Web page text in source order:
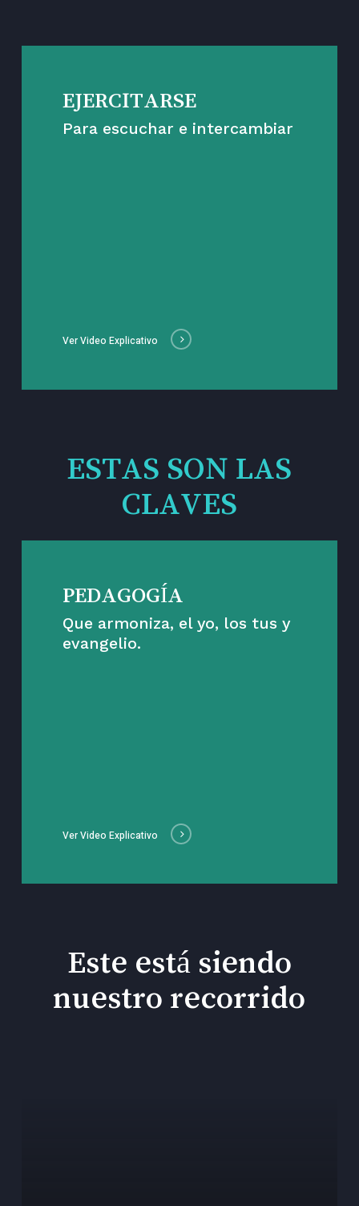
EJERCITARSE
Para escuchar e intercambiar
Ver Video Explicativo
ESTAS SON LAS
CLAVES
PEDAGOGÍA
Que armoniza, el yo, los tus y
evangelio.
Ver Video Explicativo
Este está siendo
nuestro recorrido